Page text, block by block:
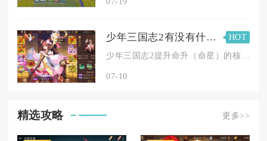
少年三国志2有没有什么秘诀可以帮助提升命升
HOT
少年三国志2提升命升（命星）的核心秘诀是优先激活高品质命星谱...
07-10
精选攻略 更多>>